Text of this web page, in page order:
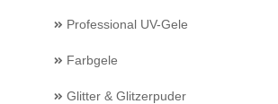
Professional UV-Gele
Farbgele
Glitter & Glitzerpuder